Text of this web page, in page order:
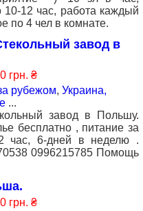
12 час, работа каждый
по 4 чел в комнате.
завод в
грн. ₴
рубежом, Украина,
...
завод в Польшу.
бесплатно , питание за
час, 6-дней в неделю .
0996215785 Помощь
грн. ₴